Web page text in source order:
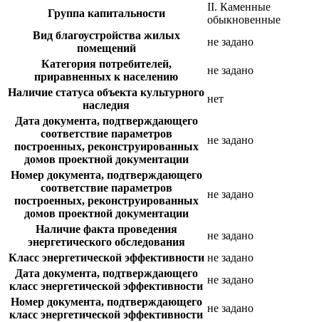
Группа капитальности
II. Каменные
обыкновенные
Вид благоустройства жилых
помещений
не задано
Категория потребителей,
приравненных к населению
не задано
Наличие статуса объекта культурного
наследия
нет
Дата документа, подтверждающего
соответствие параметров
построенных, реконструированных
домов проектной документации
не задано
Номер документа, подтверждающего
соответствие параметров
построенных, реконструированных
домов проектной документации
не задано
Наличие факта проведения
энергетического обследования
не задано
Класс энергетической эффективности не задано
Дата документа, подтверждающего
класс энергетической эффективности
не задано
Номер документа, подтверждающего
класс энергетической эффективности
не задано